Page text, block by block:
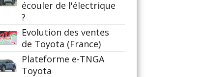
écouler de l'électrique
?
Evolution des ventes
de Toyota (France)
Plateforme e-TNGA
Toyota